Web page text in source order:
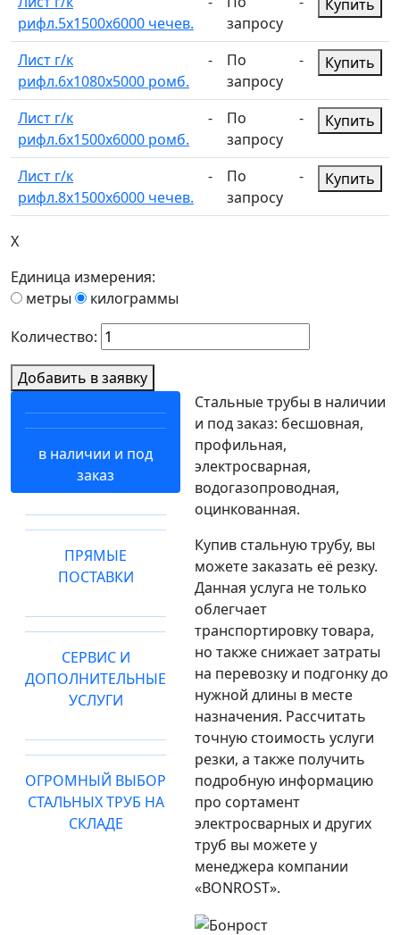
рифл.5х1500х6000 чечев.
запросу
Купить
Лист г/к
рифл.6х1080х5000 ромб.
-
По
запросу
- Купить
Лист г/к
рифл.6х1500х6000 ромб.
-
По
запросу
- Купить
Лист г/к
рифл.8х1500х6000 чечев.
-
По
запросу
- Купить
X
Единица измерения:
метры
килограммы
Количество:
Добавить в заявку
в наличии и под
заказ
ПРЯМЫЕ
ПОСТАВКИ
СЕРВИС И
ДОПОЛНИТЕЛЬНЫЕ
УСЛУГИ
ОГРОМНЫЙ ВЫБОР
СТАЛЬНЫХ ТРУБ НА
СКЛАДЕ
Стальные трубы в наличии
и под заказ: бесшовная,
профильная,
электросварная,
водогазопроводная,
оцинкованная.
Купив стальную трубу, вы
можете заказать её резку.
Данная услуга не только
облегчает
транспортировку товара,
но также снижает затраты
на перевозку и подгонку до
нужной длины в месте
назначения. Рассчитать
точную стоимость услуги
резки, а также получить
подробную информацию
про сортамент
электросварных и других
труб вы можете у
менеджера компании
«BONROST».